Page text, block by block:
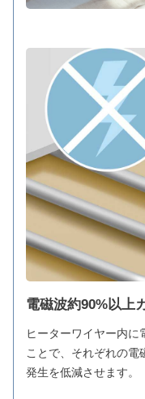
電磁波約90%以上
ヒーターワイヤー内に
ことで、それぞれの電
発生を低減させます。